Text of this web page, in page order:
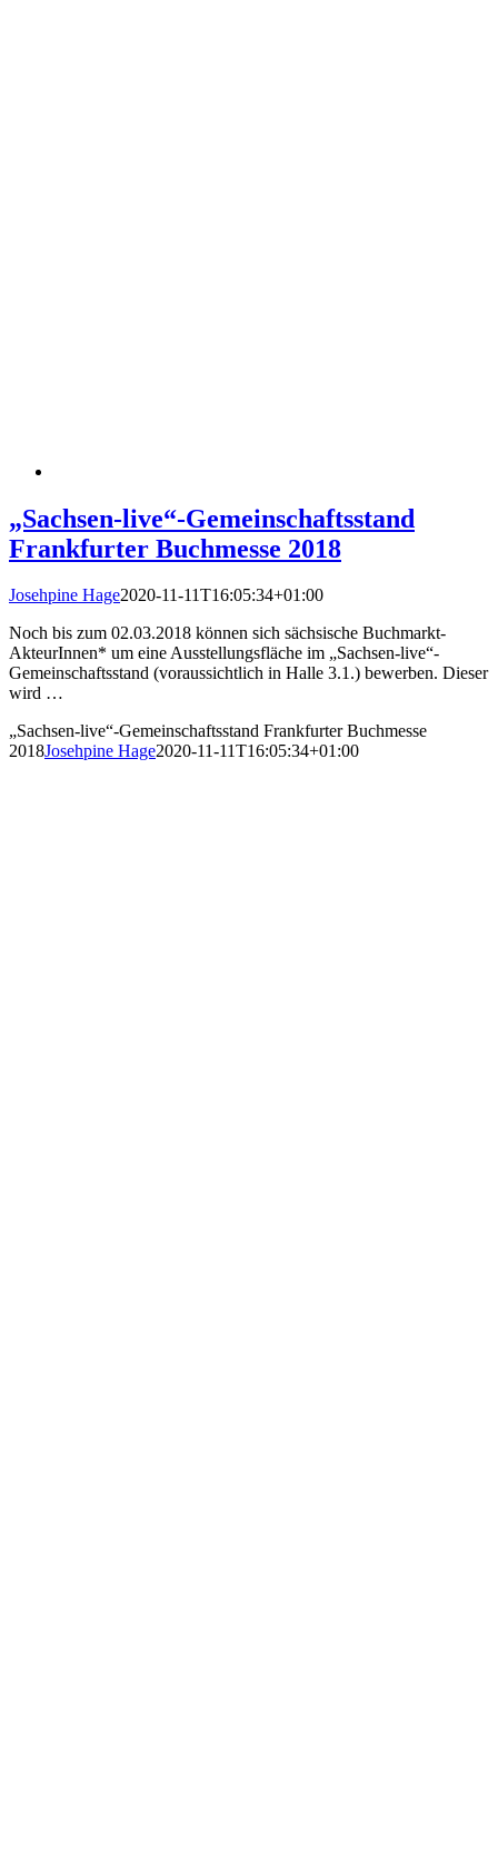
„Sachsen-live“-Gemeinschaftsstand
Frankfurter Buchmesse 2018
Josehpine Hage2020-11-11T16:05:34+01:00
Noch bis zum 02.03.2018 können sich sächsische Buchmarkt-
AkteurInnen* um eine Ausstellungsfläche im „Sachsen-live“-
Gemeinschaftsstand (voraussichtlich in Halle 3.1.) bewerben. Dieser
wird …
„Sachsen-live“-Gemeinschaftsstand Frankfurter Buchmesse
2018Josehpine Hage2020-11-11T16:05:34+01:00